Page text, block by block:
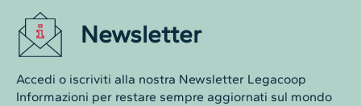
Newsletter
Accedi o iscriviti alla nostra Newsletter Legacoop
Informazioni per restare sempre aggiornati sul mondo